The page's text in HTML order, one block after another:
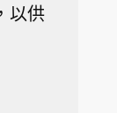
以供